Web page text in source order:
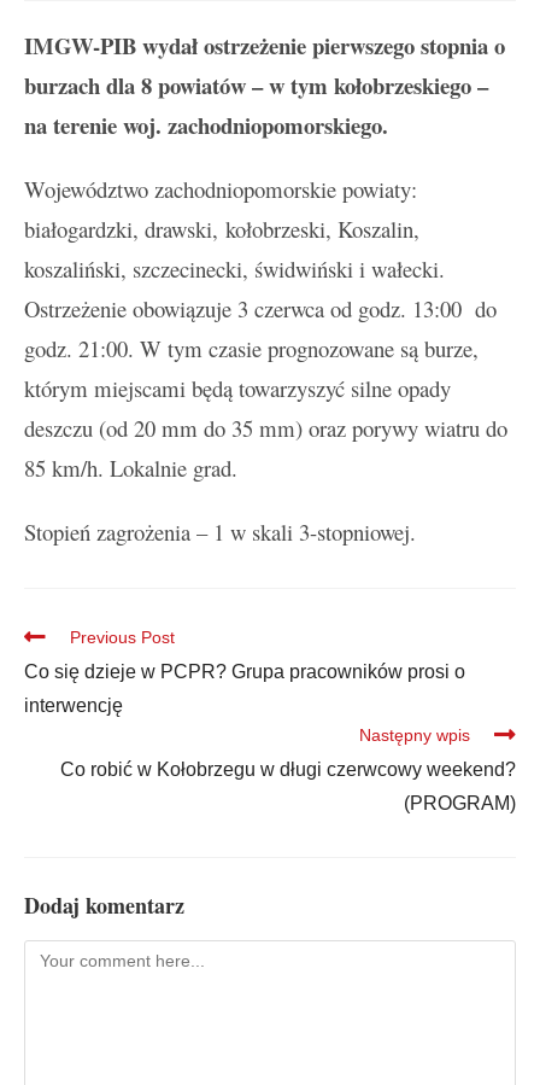
IMGW-PIB wydał ostrzeżenie pierwszego stopnia o
burzach dla 8 powiatów – w tym kołobrzeskiego –
na terenie woj. zachodniopomorskiego.
Województwo zachodniopomorskie powiaty:
białogardzki, drawski, kołobrzeski, Koszalin,
koszaliński, szczecinecki, świdwiński i wałecki.
Ostrzeżenie obowiązuje 3 czerwca od godz. 13:00 do
godz. 21:00. W tym czasie prognozowane są burze,
którym miejscami będą towarzyszyć silne opady
deszczu (od 20 mm do 35 mm) oraz porywy wiatru do
85 km/h. Lokalnie grad.
Stopień zagrożenia – 1 w skali 3-stopniowej.
Previous Post
Co się dzieje w PCPR? Grupa pracowników prosi o
interwencję
Następny wpis
Co robić w Kołobrzegu w długi czerwcowy weekend?
(PROGRAM)
Dodaj komentarz